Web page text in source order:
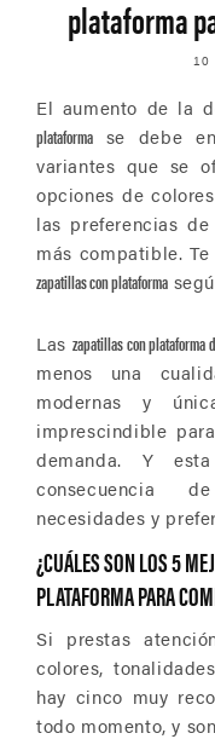
plataforma
10
El aumento de la
plataforma se debe
variantes que se
opciones de
las preferencias
más compatible.
zapatillas con plataforma
Las zapatillas con plataforma
menos una
modernas y
imprescindible
demanda. Y
consecuencia
necesidades y
¿CUÁLES SON LOS 5
PLATAFORMA PARA
Si prestas
colores,
hay cinco muy
todo momento, y